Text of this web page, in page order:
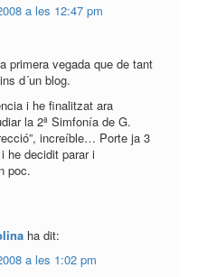
a les 12:47 pm
primera vegada que de tant
d´un blog.
i he finalitzat ara
la 2ª Simfonía de G.
increíble… Porte ja 3
he decidit parar i
poc.
ha dit:
a les 1:02 pm